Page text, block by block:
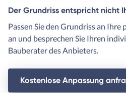
Der Grundriss entspricht nicht
Passen Sie den Grundriss an
an und besprechen Sie Ihren
Bauberater des Anbieters.
Kostenlose Anpassung